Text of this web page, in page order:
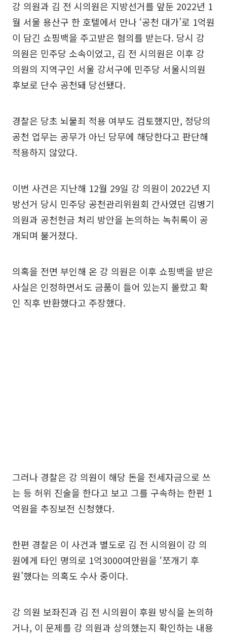
강 의원과 김 전 시의원은 지방선거를 앞둔 2022년 1
월 서울 용산구 한 호텔에서 만나 ‘공천 대가’로 1억원
이 담긴 쇼핑백을 주고받은 혐의를 받는다. 당시 강
의원은 민주당 소속이었고, 김 전 시의원은 이후 강
의원의 지역구인 서울 강서구에 민주당 서울시의원
후보로 단수 공천돼 당선됐다.
경찰은 당초 뇌물죄 적용 여부도 검토했지만, 정당의
공천 업무는 공무가 아닌 당무에 해당한다고 판단해
적용하지 않았다.
이번 사건은 지난해 12월 29일 강 의원이 2022년 지
방선거 당시 민주당 공천관리위원회 간사였던 김병기
의원과 공천헌금 처리 방안을 논의하는 녹취록이 공
개되며 불거졌다.
의혹을 전면 부인해 온 강 의원은 이후 쇼핑백을 받은
사실은 인정하면서도 금품이 들어 있는지 몰랐고 확
인 직후 반환했다고 주장했다.
그러나 경찰은 강 의원이 해당 돈을 전세자금으로 쓰
는 등 허위 진술을 한다고 보고 그를 구속하는 한편 1
억원을 추징보전 신청했다.
한편 경찰은 이 사건과 별도로 김 전 시의원이 강 의
원에게 타인 명의로 1억3000여만원을 ‘쪼개기 후
원’했다는 의혹도 수사 중이다.
강 의원 보좌진과 김 전 시의원이 후원 방식을 논의하
거나, 이 문제를 강 의원과 상의했는지 확인하는 내용